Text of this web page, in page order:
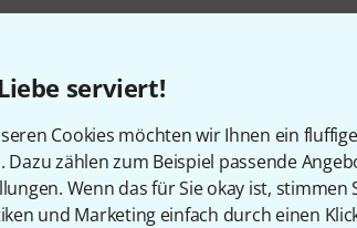
serviert!
Cookies möchten wir Ihnen ein
Dazu zählen zum Beispiel passende
Wenn das für Sie okay ist,
und Marketing einfach durch einen
QuickQ 20
Flyht Pro CX Tour Case 4
Short
199 €